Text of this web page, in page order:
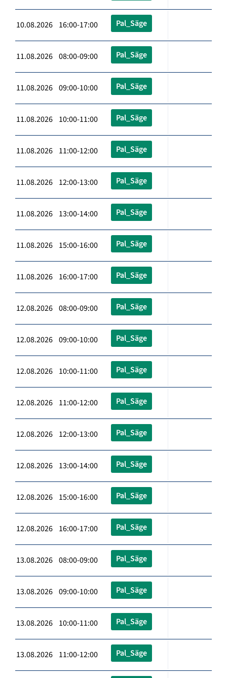
10.08.2026 16:00-17:00 Pal_Säge
11.08.2026 08:00-09:00 Pal_Säge
11.08.2026 09:00-10:00 Pal_Säge
11.08.2026 10:00-11:00 Pal_Säge
11.08.2026 11:00-12:00 Pal_Säge
11.08.2026 12:00-13:00 Pal_Säge
11.08.2026 13:00-14:00 Pal_Säge
11.08.2026 15:00-16:00 Pal_Säge
11.08.2026 16:00-17:00 Pal_Säge
12.08.2026 08:00-09:00 Pal_Säge
12.08.2026 09:00-10:00 Pal_Säge
12.08.2026 10:00-11:00 Pal_Säge
12.08.2026 11:00-12:00 Pal_Säge
12.08.2026 12:00-13:00 Pal_Säge
12.08.2026 13:00-14:00 Pal_Säge
12.08.2026 15:00-16:00 Pal_Säge
12.08.2026 16:00-17:00 Pal_Säge
13.08.2026 08:00-09:00 Pal_Säge
13.08.2026 09:00-10:00 Pal_Säge
13.08.2026 10:00-11:00 Pal_Säge
13.08.2026 11:00-12:00 Pal_Säge